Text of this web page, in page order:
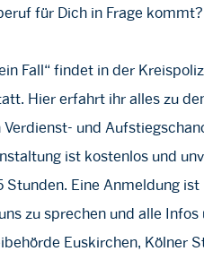
für Dich in Frage
Fall“ findet in der
Hier erfahrt ihr alles zu
und
ist kostenlos und
Stunden. Eine Anmeldung
zu sprechen und alle
Euskirchen, Kölner